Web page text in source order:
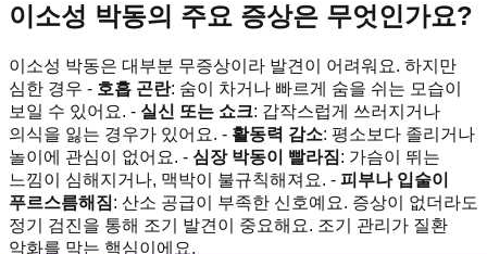
이소성 박동의 주요 증상은 무엇인가요?
이소성 박동은 대부분 무증상이라 발견이 어려워요. 하지만
심한 경우 - 호흡 곤란: 숨이 차거나 빠르게 숨을 쉬는 모습이
보일 수 있어요. - 실신 또는 쇼크: 갑작스럽게 쓰러지거나
의식을 잃는 경우가 있어요. - 활동력 감소: 평소보다 졸리거나
놀이에 관심이 없어요. - 심장 박동이 빨라짐: 가슴이 뛰는
느낌이 심해지거나, 맥박이 불규칙해져요. - 피부나 입술이
푸르스름해짐: 산소 공급이 부족한 신호예요. 증상이 없더라도
정기 검진을 통해 조기 발견이 중요해요. 조기 관리가 질환
악화를 막는 핵심이에요.